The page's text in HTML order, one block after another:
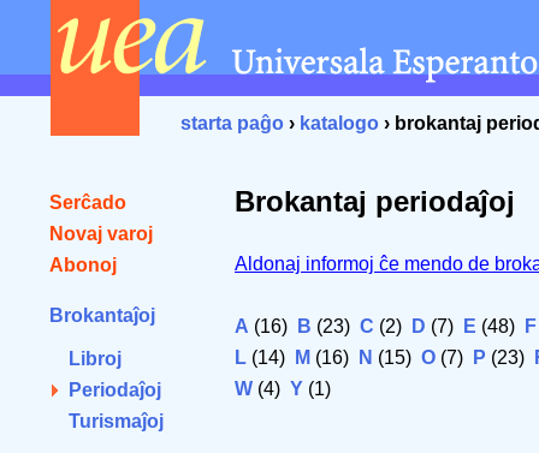
starta paĝo › katalogo › brokantaj
Serĉado
Novaj varoj
Abonoj
Brokantaĵoj
Libroj
Periodaĵoj
Turismaĵoj
Brokantaj periodaĵoj
Aldonaj informoj ĉe mendo de
A (16) B (23) C (2) D (7) E (48) F
L (14) M (16) N (15) O (7) P (23)
W (4) Y (1)